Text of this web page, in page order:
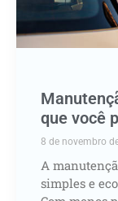
que você
8 de novembro
A
simples e